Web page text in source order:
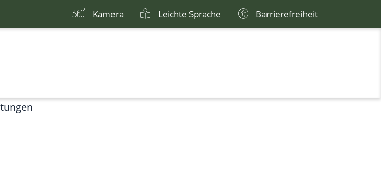
Kamera Leichte Sprache Barrierefreiheit